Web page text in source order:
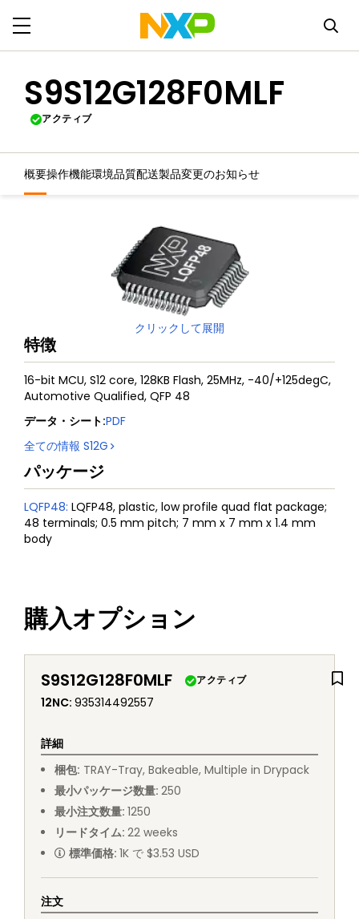
S9S12G128F0MLF
アクティブ
概要操作機能環境品質配送製品変更のお知らせ
クリックして展開
特徴
16-bit MCU, S12 core, 128KB Flash, 25MHz, -40/+125degC,
Automotive Qualified, QFP 48
データ・シート:PDF
全ての情報 S12G
パッケージ
LQFP48: LQFP48, plastic, low profile quad flat package;
48 terminals; 0.5 mm pitch; 7 mm x 7 mm x 1.4 mm
body
購入オプション
S9S12G128F0MLF アクティブ
12NC: 935314492557
詳細
梱包: TRAY-Tray, Bakeable, Multiple in Drypack
最小パッケージ数量: 250
最小注文数量: 1250
リードタイム: 22 weeks
標準価格: 1K で $3.53 USD
注文